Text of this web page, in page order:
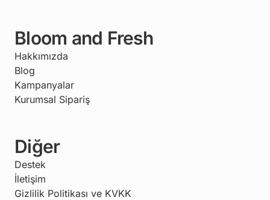
Bloom and Fresh
Hakkımızda
Blog
Kampanyalar
Kurumsal Sipariş
Diğer
Destek
İletişim
Gizlilik Politikası ve KVKK